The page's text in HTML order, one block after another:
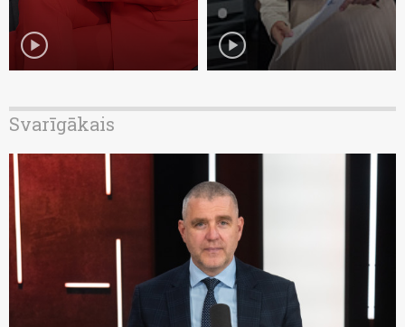
play_circle play_circle
Svarīgākais